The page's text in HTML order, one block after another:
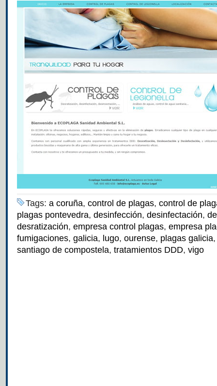
Tags: a coruña, control de plagas, control de
plagas pontevedra, desinfección, desinfectación,
desratización, empresa control plagas, empresa
fumigaciones, galicia, lugo, ourense, plagas galicia
santiago de compostela, tratamientos DDD, vigo